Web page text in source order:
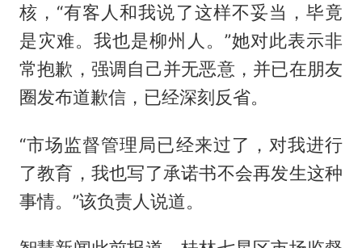
核，“有客人和我说了这样不妥当，毕竟
是灾难。我也是柳州人。”她对此表示非
常抱歉，强调自己并无恶意，并已在朋友
圈发布道歉信，已经深刻反省。
“市场监督管理局已经来过了，对我进行
了教育，我也写了承诺书不会再发生这种
事情。”该负责人说道。